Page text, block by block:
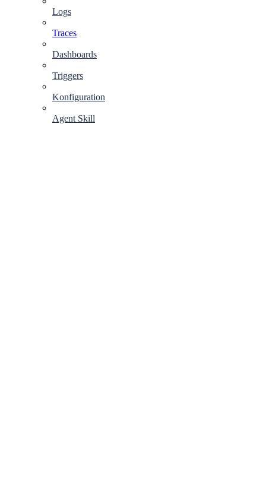
Logs
Traces
Dashboards
Triggers
Konfiguration
Agent Skill